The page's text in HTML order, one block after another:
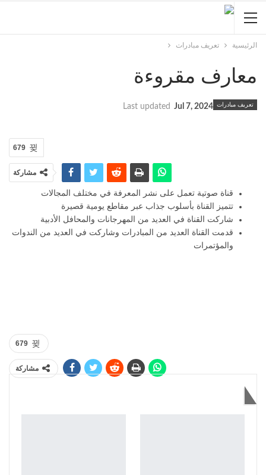
الرئيسية تعريف مبادرات
معارف مقروءة
تعريف مبادرات Last updated Jul 7, 2024
679
مشاركة
قناة صوتية تعمل على نشر المعرفة في مختلف المجالات
تتميز القناة بأسلوب جذاب عبر مقاطع يومية قصيرة
شاركت القناة في العديد من المهرجانات والمحافل الأدبية
قدمت القناة العديد من المبادرات وشاركت في العديد من الندوات
والمؤتمرات
679
مشاركة